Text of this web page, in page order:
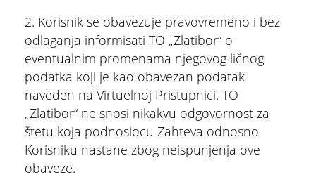
2. Korisnik se obavezuje pravovremeno i bez
odlaganja informisati TO „Zlatibor“ o
eventualnim promenama njegovog ličnog
podatka koji je kao obavezan podatak
naveden na Virtuelnoj Pristupnici. TO
„Zlatibor“ ne snosi nikakvu odgovornost za
štetu koja podnosiocu Zahteva odnosno
Korisniku nastane zbog neispunjenja ove
obaveze.